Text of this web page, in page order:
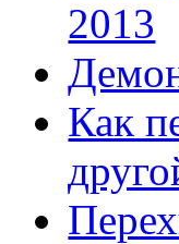
2013
Как